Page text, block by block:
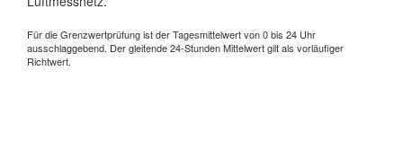
Für die Grenzwertprüfung ist der Tagesmittelwert von 0 bis 24 Uhr
ausschlaggebend. Der gleitende 24-Stunden Mittelwert gilt als vorläufiger
Richtwert.